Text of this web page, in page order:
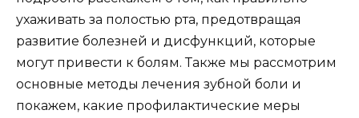
ухаживать за полостью рта, предотвращая
развитие болезней и дисфункций, которые
могут привести к болям. Также мы рассмотрим
основные методы лечения зубной боли и
покажем, какие профилактические меры